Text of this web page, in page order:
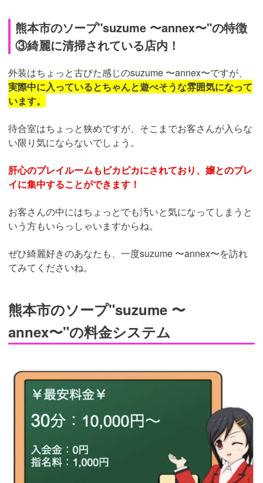
熊本市のソープ"suzume 〜annex〜"の特徴
③綺麗に清掃されている店内！
外装はちょっと古びた感じのsuzume 〜annex〜ですが、
実際中に入っているとちゃんと遊べそうな雰囲気になって
います。
待合室はちょっと狭めですが、そこまでお客さんが入らな
い限り気にならないでしょう。
肝心のプレイルームもピカピカにされており、嬢とのプレ
イに集中することができます！
お客さんの中にはちょっとでも汚いと気になってしまうと
いう方もいらっしゃいますからね。
ぜひ綺麗好きのあなたも、一度suzume 〜annex〜を訪れ
てみてくださいね。
熊本市のソープ"suzume 〜
annex〜"の料金システム